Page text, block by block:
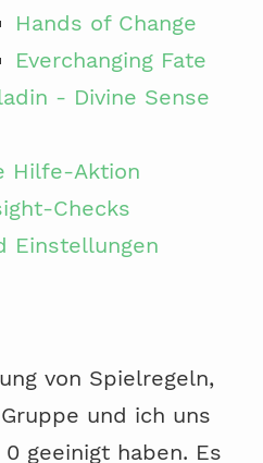
Hands of Change
Everchanging Fate
- Divine Sense
Hilfe-Aktion
Checks
Einstellungen
von Spielregeln,
und ich uns
geeinigt haben. Es